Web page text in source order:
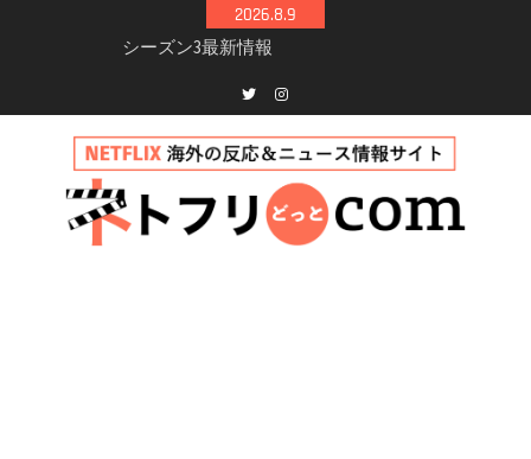
2026.8.9
Netflix映画「ボイスメールで恋をして」キャス
イッチ主演ロマコメ
新決定！2027年撮影開始へ
兄弟大騒動のコメディ映画「リトル・ブラザ
ー」がNetflixで配信！─キャスト・あらすじ・
見どころまとめ
Twitterinstagram